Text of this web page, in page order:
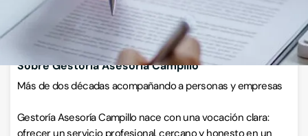
Llamar ahora
Sobre Gestoría Asesoría Campillo
Más de dos décadas acompañando a personas y empresas
Gestoría Asesoría Campillo nace con una vocación clara: